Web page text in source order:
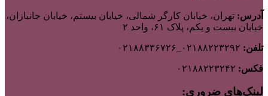
آدرس: تهران، خیابان کارگر شمالی، خیابان بیستم، خیابان جانبازان،
خیابان بیست و یکم، پلاک ۶۱، واحد ۲
تلفن:
فکس:
لینک‌های ضروری: